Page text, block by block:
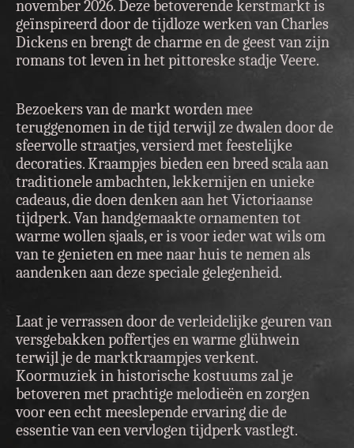
november 2026. Deze betoverende kerstmarkt is
geïnspireerd door de tijdloze werken van Charles
Dickens en brengt de charme en de geest van zijn
romans tot leven in het pittoreske stadje Veere.
Bezoekers van de markt worden mee
teruggenomen in de tijd terwijl ze dwalen door de
sfeervolle straatjes, versierd met feestelijke
decoraties. Kraampjes bieden een breed scala aan
traditionele ambachten, lekkernijen en unieke
cadeaus, die doen denken aan het Victoriaanse
tijdperk. Van handgemaakte ornamenten tot
warme wollen sjaals, er is voor ieder wat wils om
van te genieten en mee naar huis te nemen als
aandenken aan deze speciale gelegenheid.
Laat je verrassen door de verleidelijke geuren van
versgebakken poffertjes en warme glühwein
terwijl je de marktkraampjes verkent.
Koormuziek in historische kostuums zal je
betoveren met prachtige melodieën en zorgen
voor een echt meeslepende ervaring die de
essentie van een vervlogen tijdperk vastlegt.